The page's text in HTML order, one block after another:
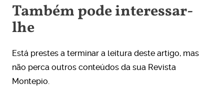
Também pode interessar-
lhe
Está prestes a terminar a leitura deste artigo, mas
não perca outros conteúdos da sua Revista
Montepio.